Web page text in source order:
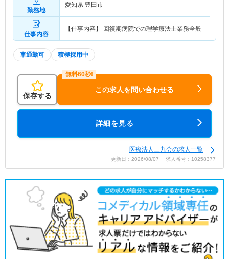
勤務地
愛知県 豊田市
仕事内容
【仕事内容】 回復期病院での理学療法士業務全般
車通勤可 積極採用中
保存する
この求人を問い合わせる
詳細を見る
医療法人三九会の求人一覧
更新日：2026/08/07 求人番号：10258377